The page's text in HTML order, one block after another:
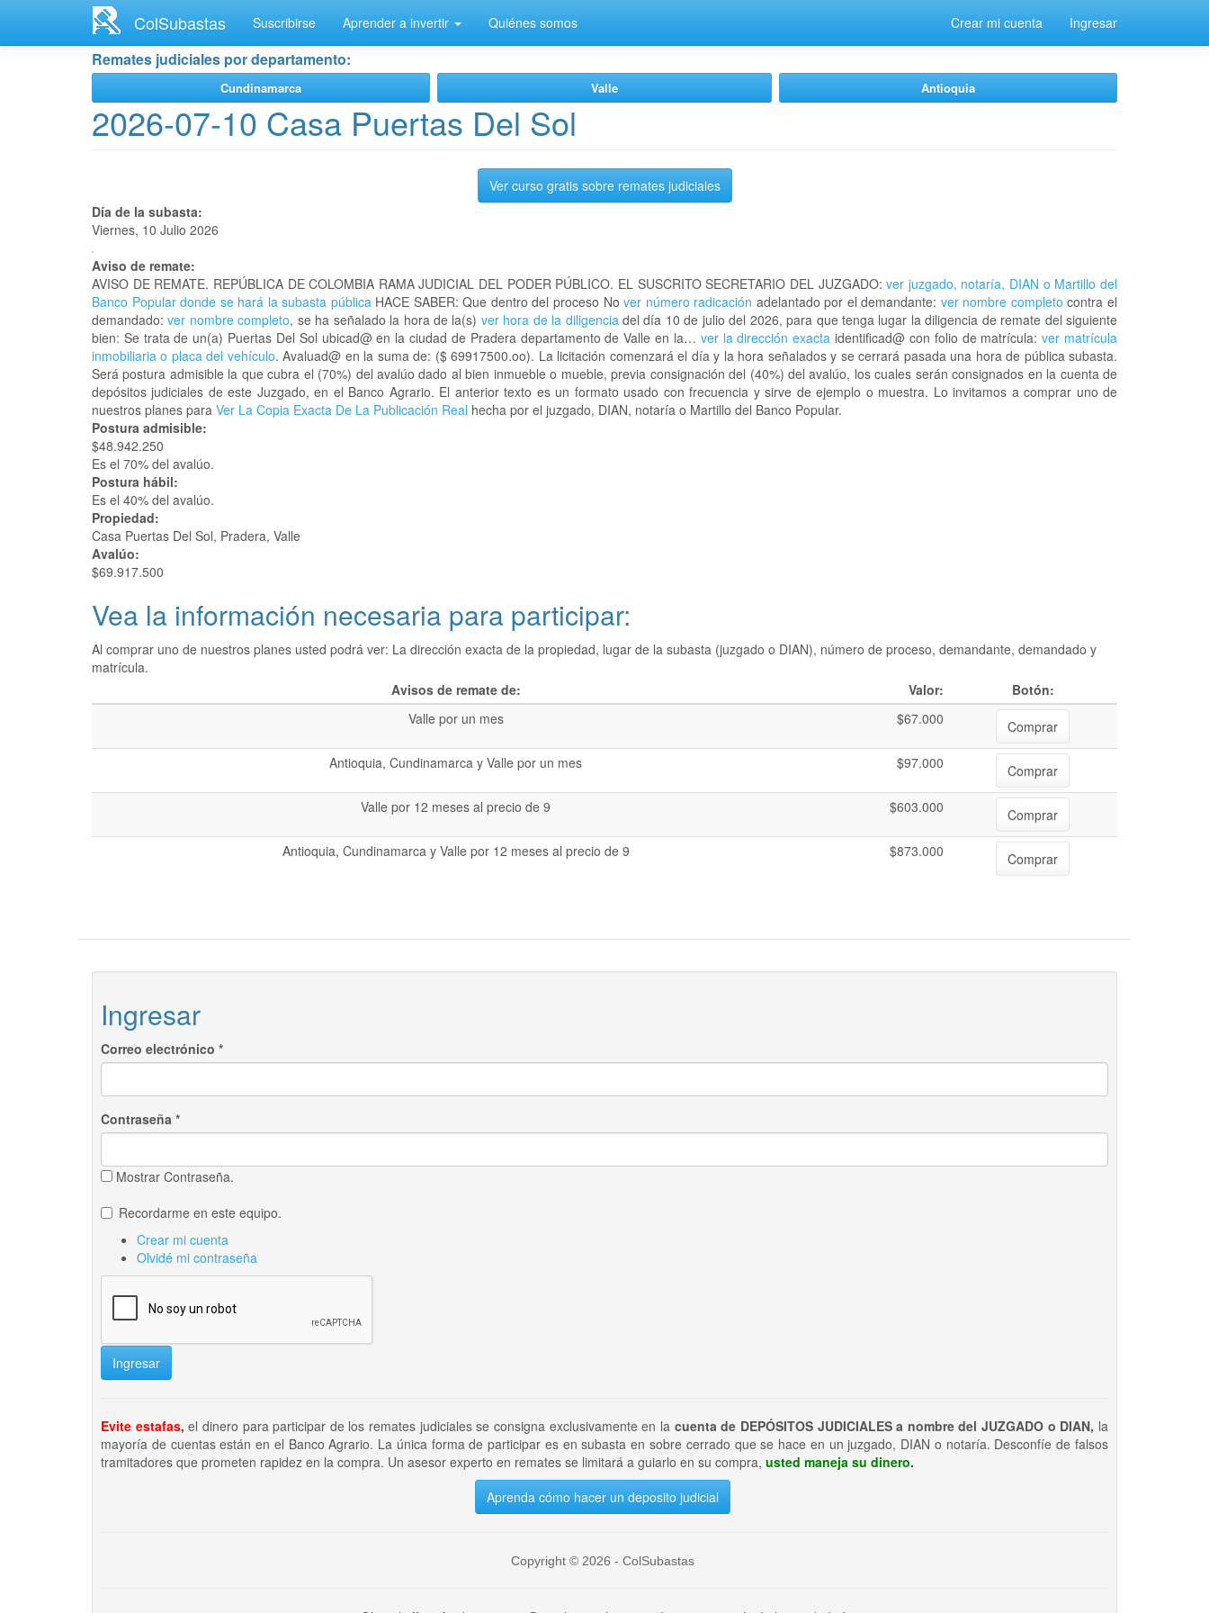
contenido
ColSubastas Suscribirse Aprender a invertir Quiénes somos Crear mi cuenta Ingresar
Remates judiciales por departamento:
Cundinamarca Valle Antioquia
2026-07-10 Casa Puertas Del Sol
Ver curso gratis sobre remates judiciales
Día de la subasta:
Viernes, 10 Julio 2026
Aviso de remate:
AVISO DE REMATE. REPÚBLICA DE COLOMBIA RAMA JUDICIAL DEL PODER PÚBLICO. EL SUSCRITO SECRETARIO DEL JUZGADO: ver juzgado, notaría, DIAN o Martillo del
Banco Popular donde se hará la subasta públicaHACE SABER: Que dentro del proceso Nover número radicación adelantado por el demandante: ver nombre completo contra el
demandado:ver nombre completo, se ha señalado la hora de la(s) ver hora de la diligenciadel día 10 de julio del 2026, para que tenga lugar la diligencia de remate del siguiente
bien: Se trata de un(a) Puertas Del Sol ubicad@ en la ciudad de Pradera departamento de Valle en la… ver la dirección exacta identificad@ con folio de matrícula:ver matrícula
inmobiliaria o placa del vehículo. Avaluad@ en la suma de: ($ 69917500.oo). La licitación comenzará el día y la hora señalados y se cerrará pasada una hora de pública subasta.
Será postura admisible la que cubra el (70%) del avalúo dado al bien inmueble o mueble, previa consignación del (40%) del avalúo, los cuales serán consignados en la cuenta de
depósitos judiciales de este Juzgado, en el Banco Agrario. El anterior texto es un formato usado con frecuencia y sirve de ejemplo o muestra. Lo invitamos a comprar uno de
nuestros planes para Ver La Copia Exacta De La Publicación Real hecha por el juzgado, DIAN, notaría o Martillo del Banco Popular.
Postura admisible:
$48.942.250
Es el 70% del avalúo.
Postura hábil:
Es el 40% del avalúo.
Propiedad:
Casa Puertas Del Sol, Pradera, Valle
Avalúo:
$69.917.500
Vea la información necesaria para participar:
Al comprar uno de nuestros planes usted podrá ver: La dirección exacta de la propiedad, lugar de la subasta (juzgado o DIAN), número de proceso, demandante, demandado y
matrícula.
Avisos de remate de:
Valor:
Botón:
Valle por un mes
$67.000
Comprar
Antioquia, Cundinamarca y Valle por un mes
$97.000
Comprar
Valle por 12 meses al precio de 9
$603.000
Comprar
Antioquia, Cundinamarca y Valle por 12 meses al precio de 9
$873.000 Comprar
Ingresar
Correo electrónico *
Contraseña *
Mostrar Contraseña.
Recordarme en este equipo.
Crear mi cuenta
Olvidé mi contraseña
Ingresar
Evite estafas, el dinero para participar de los remates judiciales se consigna exclusivamente en lacuenta de DEPÓSITOS JUDICIALES a nombre del JUZGADO o DIAN, la
mayoría de cuentas están en el Banco Agrario. La única forma de participar es en subasta en sobre cerrado que se hace en un juzgado, DIAN o notaría. Desconfíe de falsos
tramitadores que prometen rapidez en la compra. Un asesor experto en remates se limitará a guiarlo en su compra, usted maneja su dinero.
Aprenda cómo hacer un deposito judicial
Copyright © 2026 - ColSubastas